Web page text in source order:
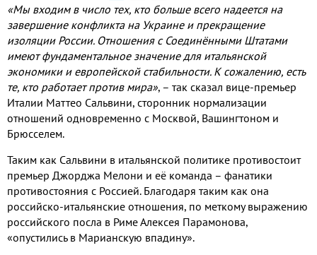
«Мы входим в число тех, кто больше всего надеется на
завершение конфликта на Украине и прекращение
изоляции России. Отношения с Соединёнными Штатами
имеют фундаментальное значение для итальянской
экономики и европейской стабильности. К сожалению, есть
те, кто работает против мира», – так сказал вице-премьер
Италии Маттео Сальвини, сторонник нормализации
отношений одновременно с Москвой, Вашингтоном и
Брюсселем.
Таким как Сальвини в итальянской политике противостоит
премьер Джорджа Мелони и её команда – фанатики
противостояния с Россией. Благодаря таким как она
российско-итальянские отношения, по меткому выражению
российского посла в Риме Алексея Парамонова,
«опустились в Марианскую впадину».